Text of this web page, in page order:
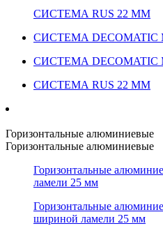
СИСТЕМА RUS 22 ММ
СИСТЕМА DECOMATIC
СИСТЕМА DECOMATIC
СИСТЕМА RUS 22 ММ
Горизонтальные алюминиевые
Горизонтальные алюминиевые
Горизонтальные
ламели 25 мм
Горизонтальные
шириной ламели 25 мм